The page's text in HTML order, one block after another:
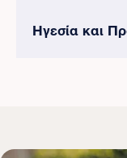
Ηγεσία και